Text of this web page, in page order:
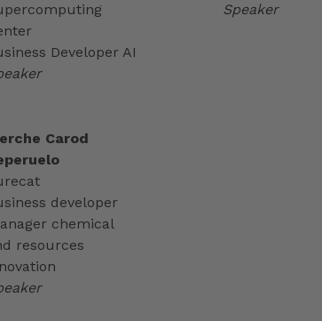
Speaker
Developer AI
Carod
developer
chemical
resources